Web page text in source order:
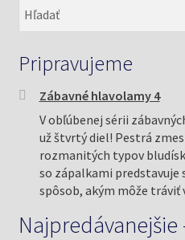
Pripravujeme
Zábavné hlavolamy 4
V obľúbenej sérii
už štvrtý diel! Pestrá
rozmanitých typov
so zápalkami predstavuje
spôsob, akým môže tráviť
Najpredávanejšie